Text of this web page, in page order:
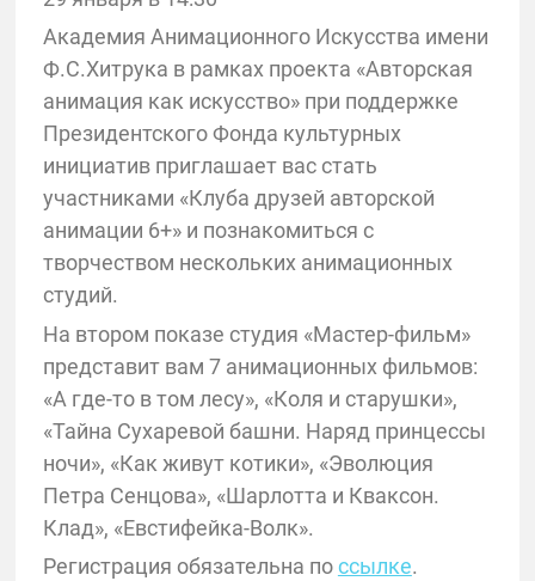
Академия Анимационного Искусства имени
Ф.С.Хитрука в рамках проекта «Авторская
анимация как искусство» при поддержке
Президентского Фонда культурных
инициатив приглашает вас стать
участниками «Клуба друзей авторской
анимации 6+» и познакомиться с
творчеством нескольких анимационных
студий.
На втором показе студия «Мастер-фильм»
представит вам 7 анимационных фильмов:
«А где-то в том лесу», «Коля и старушки»,
«Тайна Сухаревой башни. Наряд принцессы
ночи», «Как живут котики», «Эволюция
Петра Сенцова», «Шарлотта и Кваксон.
Клад», «Евстифейка-Волк».
Регистрация обязательна поссылке.